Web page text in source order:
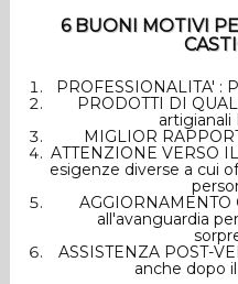
6 BUONI MOTIVI
PROFESSIONALITA' :
PRODOTTI DI
artigianali
MIGLIOR
ATTENZIONE VERSO
esigenze diverse a cui
AGGIORNAMENTO
all'avanguardia
ASSISTENZA POST-
anche dopo